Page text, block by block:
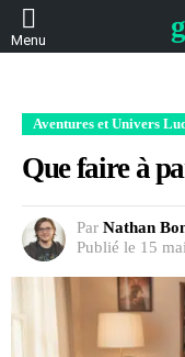
Menu
Aventures et Univers
Que faire à
Par Nathan
Publié le 15